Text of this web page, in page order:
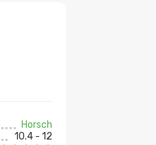
Horsch
10.4 - 12